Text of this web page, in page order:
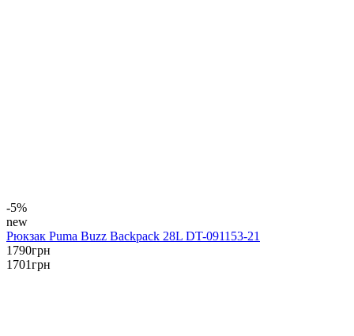
-5%
new
Рюкзак Puma Buzz Backpack 28L DT-091153-21
1790грн
1701грн